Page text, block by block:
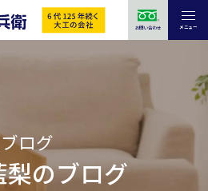
お問い合わせ メニュー
ログ
梨のブログ